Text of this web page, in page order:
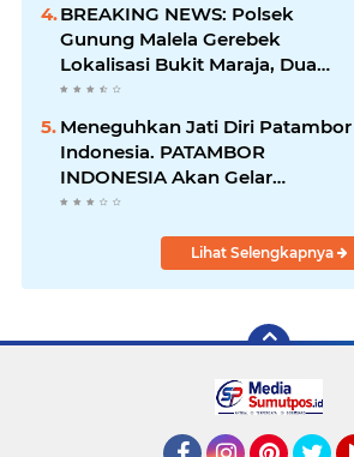
BREAKING NEWS: Polsek
Gunung Malela Gerebek
Lokalisasi Bukit Maraja, Dua
Perempuan Menangis Saat
Diciduk Bersama Sabu
Meneguhkan Jati Diri Patambor
Indonesia. PATAMBOR
INDONESIA Akan Gelar
RAKERNAS II Di Jakarta.
Lihat Selengkapnya